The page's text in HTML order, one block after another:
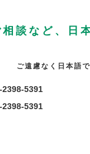
談など、日
ご遠慮なく日本語
5391
2398-5391